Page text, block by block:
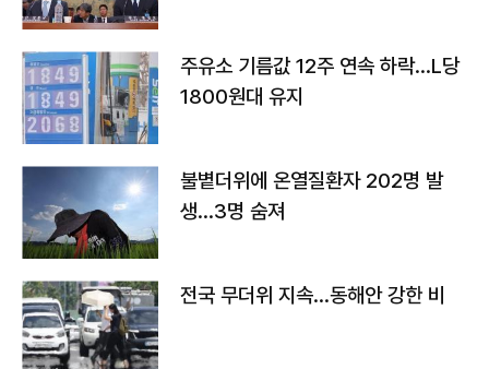
주유소 기름값 12주 연속 하락…L당
1800원대 유지
불볕더위에 온열질환자 202명 발
생…3명 숨져
전국 무더위 지속…동해안 강한 비